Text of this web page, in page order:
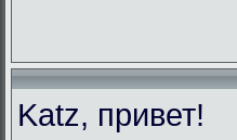
Katz, привет!